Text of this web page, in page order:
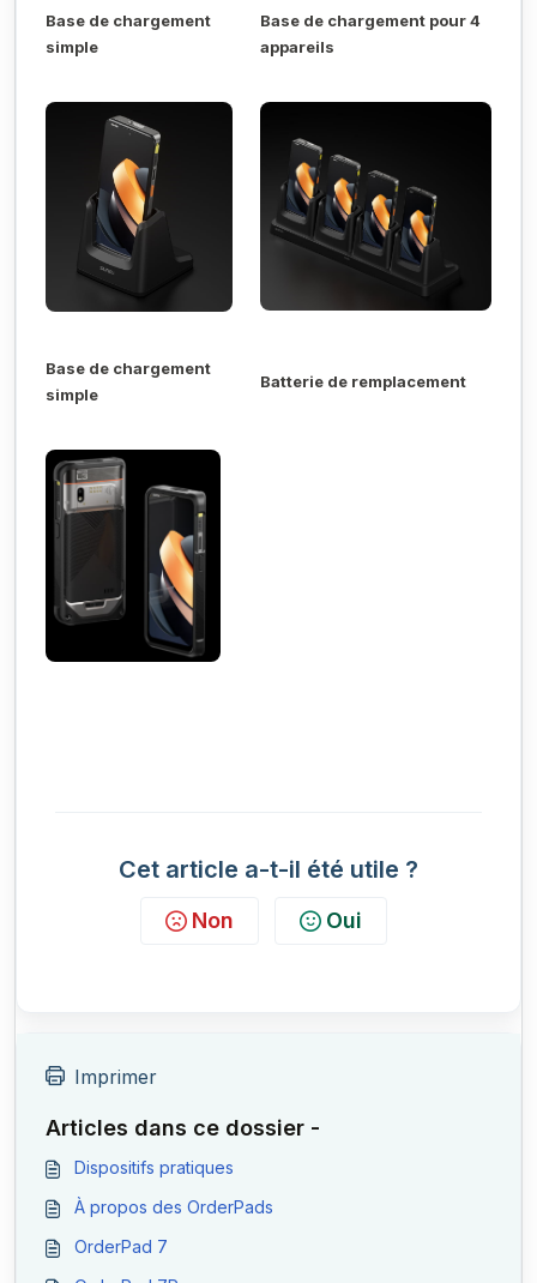
Base de chargement
simple
Base de chargement pour 4
appareils
Base de chargement
simple
Batterie de remplacement
Cet article a-t-il été utile ?
Non Oui
Imprimer
Articles dans ce dossier -
Dispositifs pratiques
À propos des OrderPads
OrderPad 7